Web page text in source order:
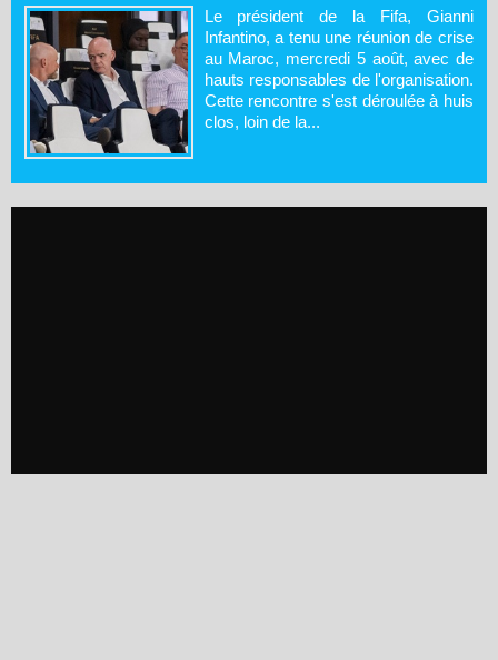
Le président de la Fifa, Gianni
Infantino, a tenu une réunion de crise
au Maroc, mercredi 5 août, avec de
hauts responsables de l'organisation.
Cette rencontre s'est déroulée à huis
clos, loin de la...